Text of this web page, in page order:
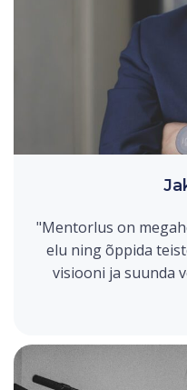
"Mentorlus on
elu ning õppida
visiooni ja suunda